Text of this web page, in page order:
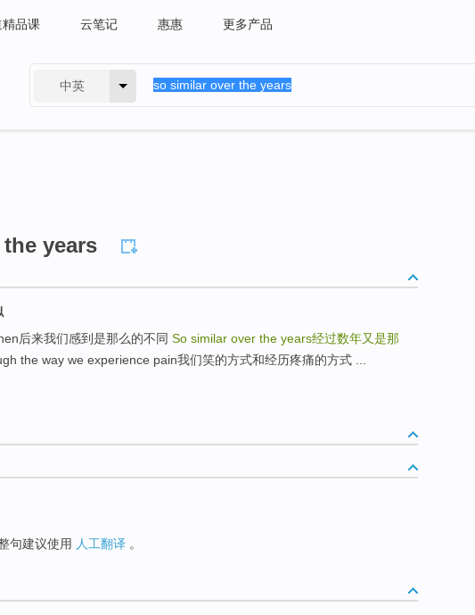
精品课 云笔记 惠惠 更多产品
中英
years
后来我们感到是那么的不同 So similar over the years经过数年又是那
the way we experience pain我们笑的方式和经历疼痛的方式 ...
句建议使用 人工翻译 。